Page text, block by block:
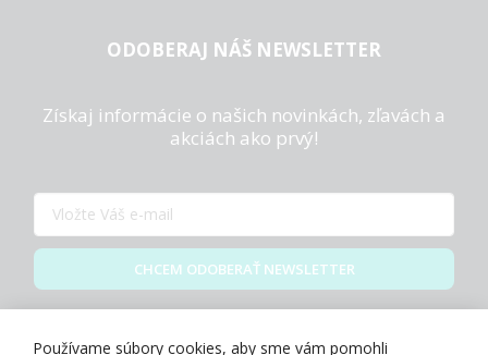
ODOBERAJ NÁŠ NEWSLETTER
Získaj informácie o našich novinkách, zľavách a
akciách ako prvý!
CHCEM ODOBERAŤ NEWSLETTER
Používame súbory cookies, aby sme vám pomohli